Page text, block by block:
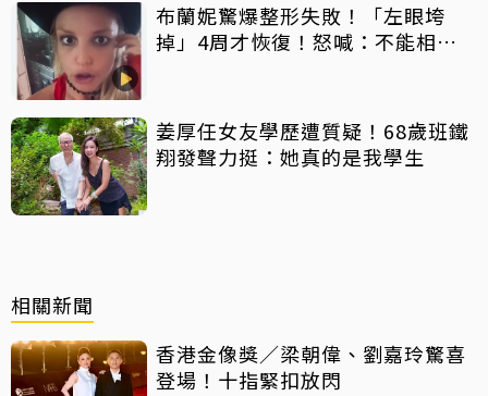
布蘭妮驚爆整形失敗！「左眼垮
掉」4周才恢復！怒喊：不能相信
姜厚任女友學歷遭質疑！68歲班鐵
翔發聲力挺：她真的是我學生
相關新聞
香港金像獎／梁朝偉、劉嘉玲驚喜
登場！十指緊扣放閃